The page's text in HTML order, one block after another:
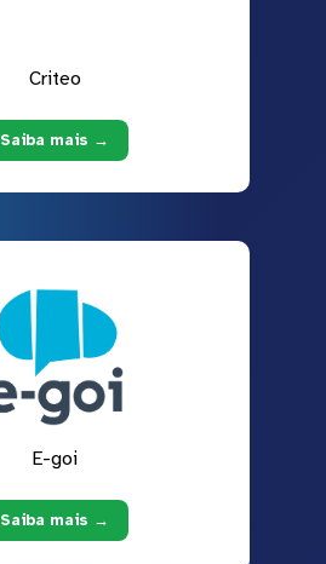
Criteo
Saiba mais →
E-goi
Saiba mais →